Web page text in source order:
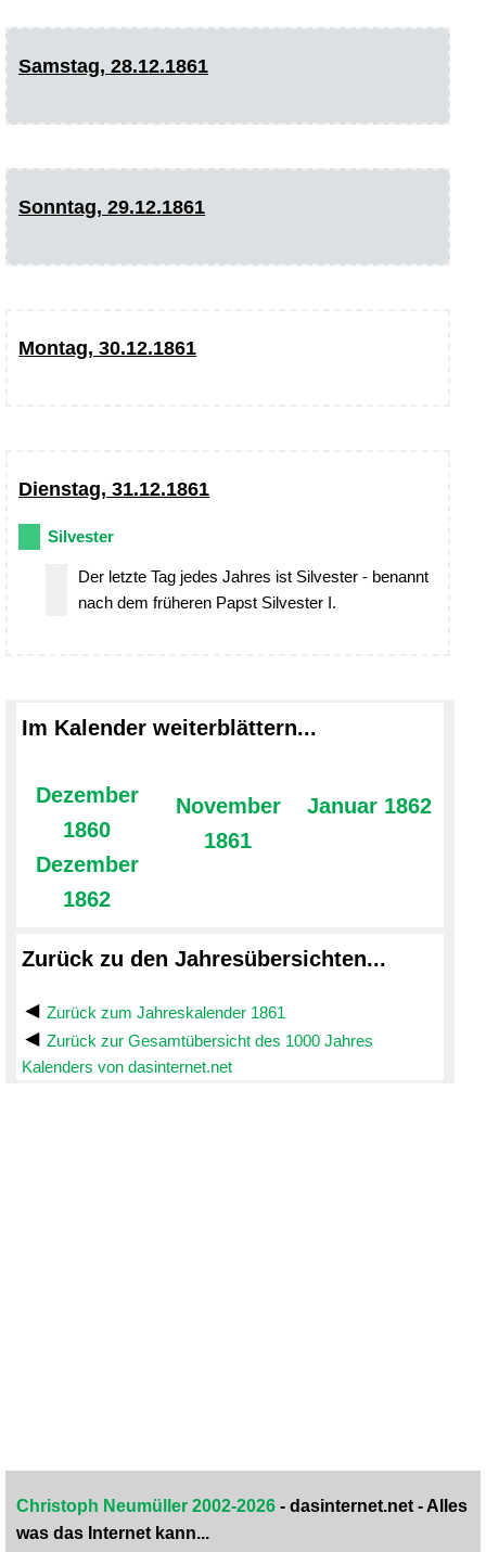
Samstag, 28.12.1861
Sonntag, 29.12.1861
Montag, 30.12.1861
Dienstag, 31.12.1861
Silvester
Der letzte Tag jedes Jahres ist Silvester - benannt
nach dem früheren Papst Silvester I.
Im Kalender weiterblättern...
Dezember
1860
Dezember
1862
November
1861
Januar 1862
Zurück zu den Jahresübersichten...
Zurück zum Jahreskalender 1861
Zurück zur Gesamtübersicht des 1000 Jahres
Kalenders von dasinternet.net
Christoph Neumüller 2002-2026 - dasinternet.net - Alles
was das Internet kann...